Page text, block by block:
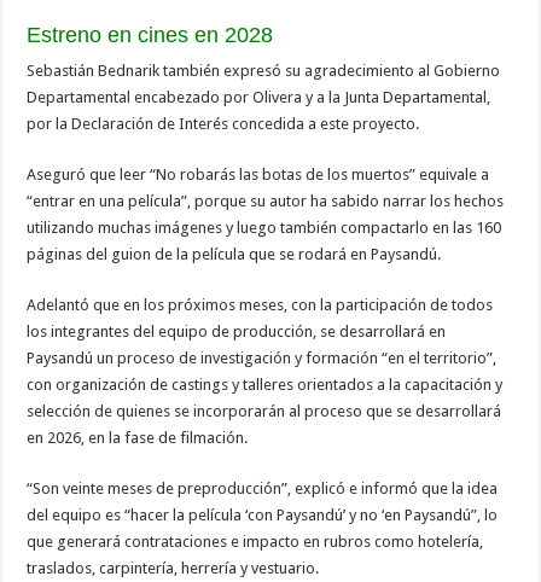
Estreno en cines en 2028
Sebastián Bednarik también expresó su agradecimiento al Gobierno
Departamental encabezado por Olivera y a la Junta Departamental,
por la Declaración de Interés concedida a este proyecto.
Aseguró que leer “No robarás las botas de los muertos” equivale a
“entrar en una película”, porque su autor ha sabido narrar los hechos
utilizando muchas imágenes y luego también compactarlo en las 160
páginas del guion de la película que se rodará en Paysandú.
Adelantó que en los próximos meses, con la participación de todos
los integrantes del equipo de producción, se desarrollará en
Paysandú un proceso de investigación y formación “en el territorio”,
con organización de castings y talleres orientados a la capacitación y
selección de quienes se incorporarán al proceso que se desarrollará
en 2026, en la fase de filmación.
“Son veinte meses de preproducción”, explicó e informó que la idea
del equipo es “hacer la película ‘con Paysandú’ y no ‘en Paysandú”, lo
que generará contrataciones e impacto en rubros como hotelería,
traslados, carpintería, herrería y vestuario.